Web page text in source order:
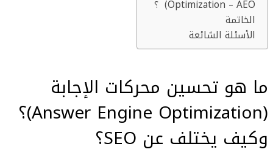
Optimization – AEO) ؟
الخاتمة
الأسئلة الشائعة
ما هو تحسين محركات الإجابة
(Answer Engine Optimization) ؟
وكيف يختلف عن SEO؟